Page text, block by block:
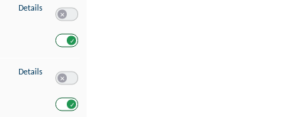
Details zu Messung der Werbeleistung
Details zu Analyse von Zielgruppen durch Statistiken oder Kombinationen von